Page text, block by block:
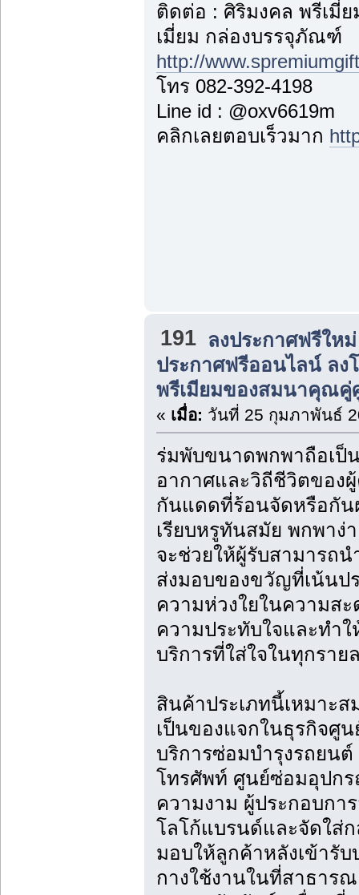
ติดต่อ : ศิริมงคล พรีเมี่
เมี่ยม กล่องบรรจุภัณฑ์
http://
โทร 082-392-4198
Line id : @oxv6619m
คลิกเลยตอบเร็วมาก
191 ลงประกาศฟรีให
ประกาศฟรีออนไลน์ ล
พรีเมียมของสมนาคุณคู่
« เมื่อ: วันที่ 25 กุมภาพันธ์
ร่มพับขนาดพกพาถือเ
อากาศและวิถีชีวิตของ
กันแดดที่ร้อนจัดหรือกั
เรียบหรูทันสมัย พกพา
จะช่วยให้ผู้รับสามารถ
ส่งมอบของขวัญที่เน้นป
ความห่วงใยในความส
ความประทับใจและทำ
บริการที่ใส่ใจในทุกราย
สินค้าประเภทนี้เหมาะ
เป็นของแจกในธุรกิจศู
บริการซ่อมบำรุงรถยน
โทรศัพท์ ศูนย์ซ่อมอุปก
ความงาม ผู้ประกอบกา
โลโก้แบรนด์และจัดใส่
มอบให้ลูกค้าหลังเข้ารั
กางใช้งานในที่สาธาร